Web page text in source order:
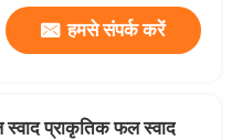
हमसे संपर्क करें
स्वाद प्राकृतिक फल स्वाद